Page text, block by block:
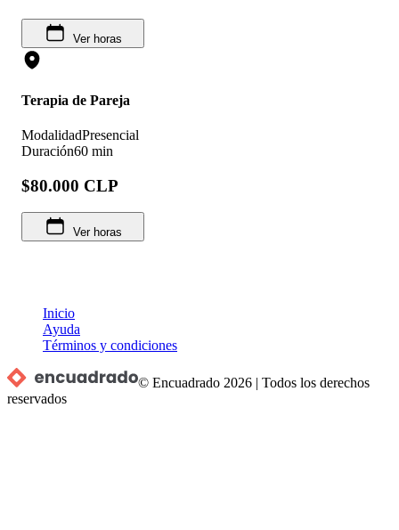
Ver horas
Terapia de Pareja
ModalidadPresencial
Duración60 min
$80.000 CLP
Ver horas
Inicio
Ayuda
Términos y condiciones
© Encuadrado 2026 |Todos los derechos
reservados